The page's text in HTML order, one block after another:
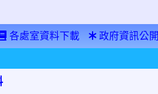
各處室資料下載 政府資訊公開